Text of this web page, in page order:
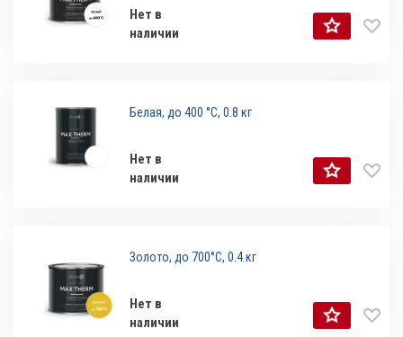
Нет в
наличии
Белая, до 400 °С, 0.8 кг
Нет в
наличии
Золото, до 700°С, 0.4 кг
Нет в
наличии